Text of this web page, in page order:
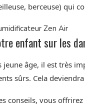
berceuse) qui
Zen Air
enfant sur les
jeune âge, il est très
sûrs. Cela
conseils, vous